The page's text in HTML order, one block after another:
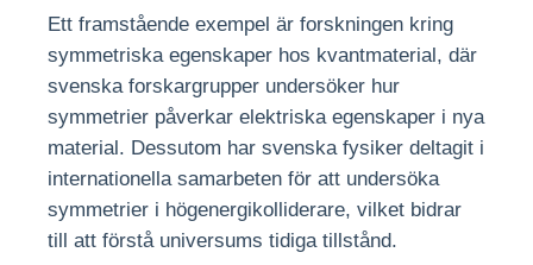
Ett framstående exempel är forskningen kring
symmetriska egenskaper hos kvantmaterial, där
svenska forskargrupper undersöker hur
symmetrier påverkar elektriska egenskaper i nya
material. Dessutom har svenska fysiker deltagit i
internationella samarbeten för att undersöka
symmetrier i högenergikolliderare, vilket bidrar
till att förstå universums tidiga tillstånd.